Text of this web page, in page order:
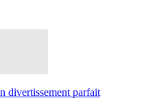
divertissement parfait